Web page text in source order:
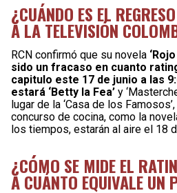
¿CUÁNDO ES EL
A LA TELEVISIÓN
RCN confirmó que su novela
sido un fracaso en cuanto
capitulo este 17 de junio a las
estará ‘Betty la Fea’ y
lugar de la ‘Casa de los
concurso de cocina, como la
los tiempos, estarán al aire el 18
¿CÓMO SE MIDE EL
A CUÁNTO EQUIVALE UN